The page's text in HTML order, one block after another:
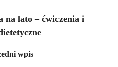
na lato – ćwiczenia i
wpis